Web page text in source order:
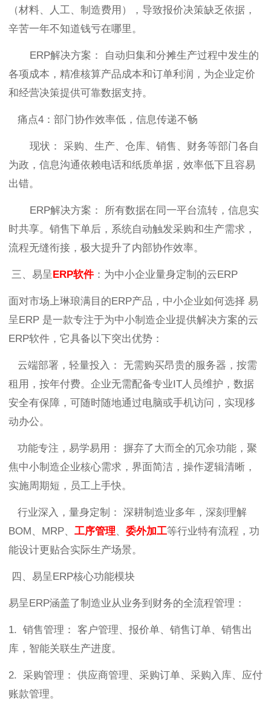
（材料、人工、制造费用），导致报价决策缺乏依据，
辛苦一年不知道钱亏在哪里。
ERP解决方案： 自动归集和分摊生产过程中发生的
各项成本，精准核算产品成本和订单利润，为企业定价
和经营决策提供可靠数据支持。
痛点4：部门协作效率低，信息传递不畅
现状： 采购、生产、仓库、销售、财务等部门各自
为政，信息沟通依赖电话和纸质单据，效率低下且容易
出错。
ERP解决方案： 所有数据在同一平台流转，信息实
时共享。销售下单后，系统自动触发采购和生产需求，
流程无缝衔接，极大提升了内部协作效率。
三、易呈ERP软件：为中小企业量身定制的云ERP
面对市场上琳琅满目的ERP产品，中小企业如何选择 易
呈ERP 是一款专注于为中小制造企业提供解决方案的云
ERP软件，它具备以下突出优势：
云端部署，轻量投入： 无需购买昂贵的服务器，按需
租用，按年付费。企业无需配备专业IT人员维护，数据
安全有保障，可随时随地通过电脑或手机访问，实现移
动办公。
功能专注，易学易用： 摒弃了大而全的冗余功能，聚
焦中小制造企业核心需求，界面简洁，操作逻辑清晰，
实施周期短，员工上手快。
行业深入，量身定制： 深耕制造业多年，深刻理解
BOM、MRP、 工序管理、 委外加工等行业特有流程，功
能设计更贴合实际生产场景。
四、易呈ERP核心功能模块
易呈ERP涵盖了制造业从业务到财务的全流程管理：
1. 销售管理： 客户管理、报价单、销售订单、销售出
库，智能关联生产进度。
2. 采购管理： 供应商管理、采购订单、采购入库、应付
账款管理。